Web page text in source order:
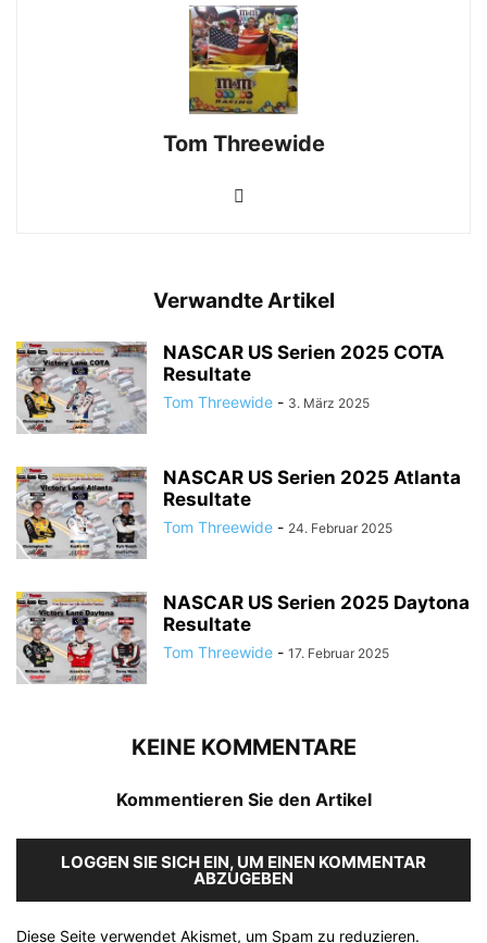
Tom Threewide
Verwandte Artikel
NASCAR US Serien 2025 COTA
Resultate
Tom Threewide - 3. März 2025
NASCAR US Serien 2025 Atlanta
Resultate
Tom Threewide - 24. Februar 2025
NASCAR US Serien 2025 Daytona
Resultate
Tom Threewide - 17. Februar 2025
KEINE KOMMENTARE
Kommentieren Sie den Artikel
LOGGEN SIE SICH EIN, UM EINEN KOMMENTAR
ABZUGEBEN
Diese Seite verwendet Akismet, um Spam zu reduzieren.